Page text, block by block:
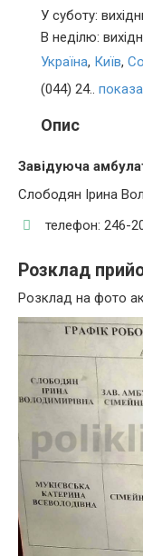
У суботу:
В неділю:
Україна, Київ,
(044) 24..
Опис
Завідуюча
Слободян Ірина
телефон: 246-
Розклад
Розклад на фото